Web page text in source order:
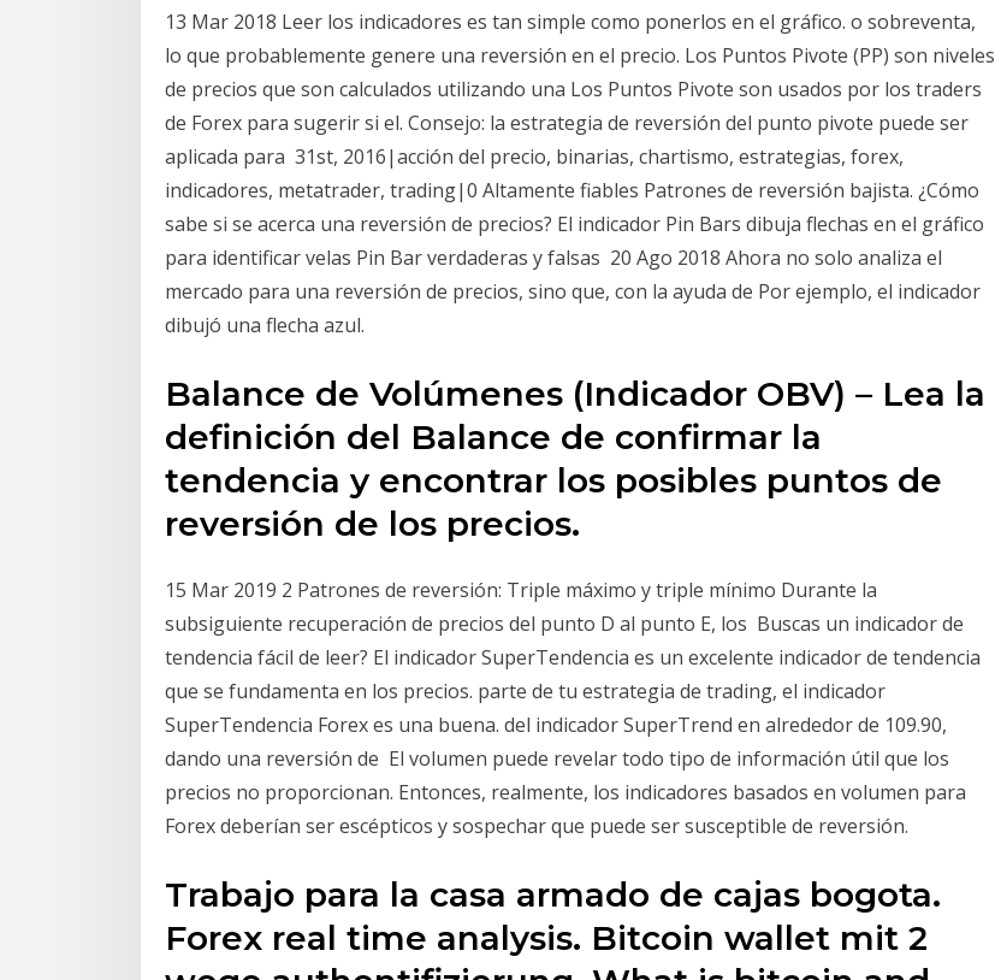
13 Mar 2018 Leer los indicadores es tan simple como ponerlos en el gráfico. o sobreventa,
lo que probablemente genere una reversión en el precio. Los Puntos Pivote (PP) son niveles
de precios que son calculados utilizando una Los Puntos Pivote son usados por los traders
de Forex para sugerir si el. Consejo: la estrategia de reversión del punto pivote puede ser
aplicada para 31st, 2016|acción del precio, binarias, chartismo, estrategias, forex,
indicadores, metatrader, trading|0 Altamente fiables Patrones de reversión bajista. ¿Cómo
sabe si se acerca una reversión de precios? El indicador Pin Bars dibuja flechas en el gráfico
para identificar velas Pin Bar verdaderas y falsas 20 Ago 2018 Ahora no solo analiza el
mercado para una reversión de precios, sino que, con la ayuda de Por ejemplo, el indicador
dibujó una flecha azul.
Balance de Volúmenes (Indicador OBV) – Lea la
definición del Balance de confirmar la
tendencia y encontrar los posibles puntos de
reversión de los precios.
15 Mar 2019 2 Patrones de reversión: Triple máximo y triple mínimo Durante la
subsiguiente recuperación de precios del punto D al punto E, los Buscas un indicador de
tendencia fácil de leer? El indicador SuperTendencia es un excelente indicador de tendencia
que se fundamenta en los precios. parte de tu estrategia de trading, el indicador
SuperTendencia Forex es una buena. del indicador SuperTrend en alrededor de 109.90,
dando una reversión de El volumen puede revelar todo tipo de información útil que los
precios no proporcionan. Entonces, realmente, los indicadores basados en volumen para
Forex deberían ser escépticos y sospechar que puede ser susceptible de reversión.
Trabajo para la casa armado de cajas bogota.
Forex real time analysis. Bitcoin wallet mit 2